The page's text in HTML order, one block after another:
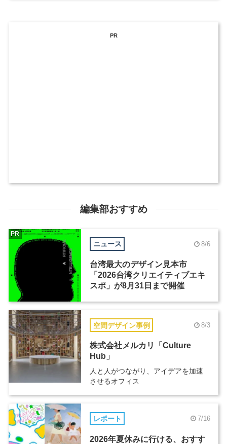
PR
編集部おすすめ
ニュース 8/6
台湾最大のデザイン見本市
「2026台湾クリエイティブエキ
スポ」が8月31日まで開催
PR
空間デザイン事例 8/3
株式会社メルカリ「Culture
Hub」
人と人がつながり、アイデアを加速
させるオフィス
レポート 7/16
2026年夏休みに行ける、おすす